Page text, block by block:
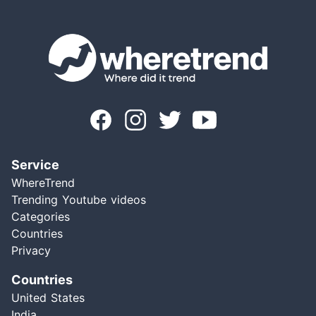
Service
WhereTrend
Trending Youtube videos
Categories
Countries
Privacy
Countries
United States